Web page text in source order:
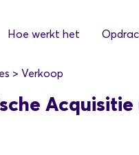
Hoe werkt het
> Verkoop